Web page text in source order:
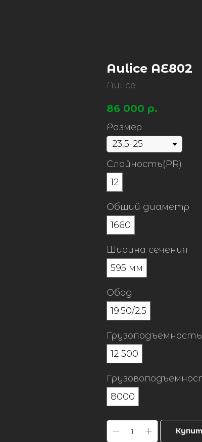
Aulice AE802
Aulice
86 000 р.
Размер
Слойность(PR)
12
Общий диаметр
1660
Ширина сечения
595 мм
Обод
19.50/2.5
Грузоподъемность
12 500
8000